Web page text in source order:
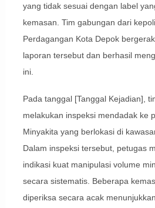
yang tidak sesuai dengan label
kemasan. Tim gabungan dari
Perdagangan Kota Depok
laporan tersebut dan berhasil
ini.
Pada tanggal [Tanggal Kejadian],
melakukan inspeksi mendadak ke
Minyakita yang berlokasi di
Dalam inspeksi tersebut, petugas
indikasi kuat manipulasi volume
secara sistematis. Beberapa
diperiksa secara acak